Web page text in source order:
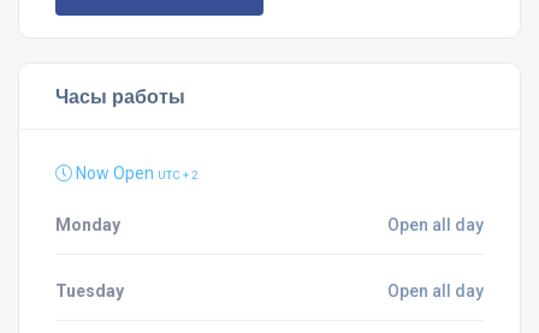
Часы работы
Now Open UTC + 2
Monday Open all day
Tuesday Open all day